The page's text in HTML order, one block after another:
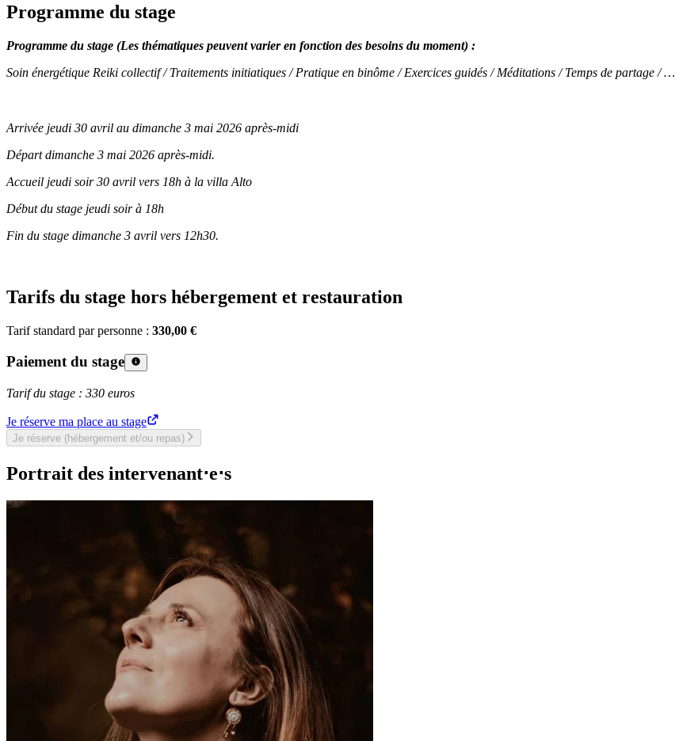
Programme du stage
Programme du stage (Les thématiques peuvent varier en fonction des besoins du moment) :
Soin énergétique Reiki collectif / Traitements initiatiques / Pratique en binôme / Exercices guidés / Méditations / Temps de partage / …
Arrivée jeudi 30 avril au dimanche 3 mai 2026 après-midi
Départ dimanche 3 mai 2026 après-midi.
Accueil jeudi soir 30 avril vers 18h à la villa Alto
Début du stage jeudi soir à 18h
Fin du stage dimanche 3 avril vers 12h30.
Tarifs du stage hors hébergement et restauration
Tarif standard par personne : 330,00 €
Paiement du stage
Tarif du stage : 330 euros
Je réserve ma place au stage
Je réserve (hébergement et/ou repas)
Portrait des intervenant⋅e⋅s